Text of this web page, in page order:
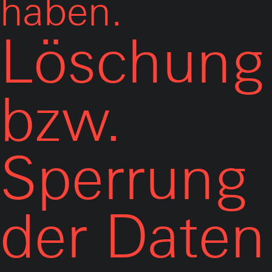
haben.
Löschung
bzw.
Sperrung
der Daten